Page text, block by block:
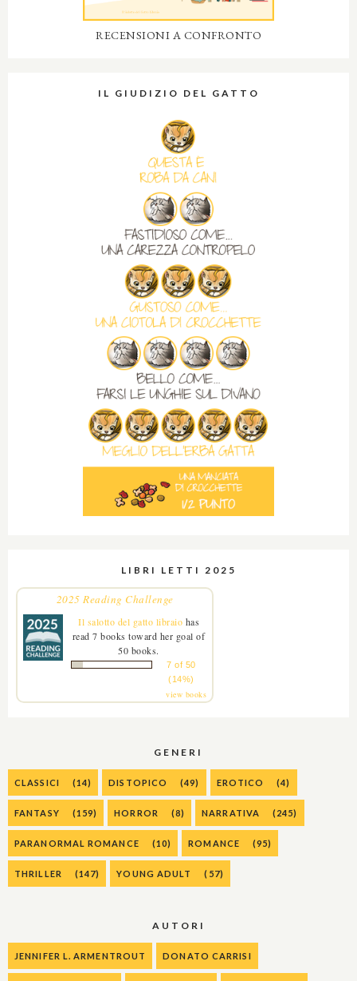
RECENSIONI A CONFRONTO
IL GIUDIZIO DEL GATTO
LIBRI LETTI 2025
2025 Reading Challenge
Il salotto del gatto libraio has
read 7 books toward her goal of
50 books.
7 of 50
(14%)
view books
GENERI
CLASSICI (14) DISTOPICO (49) EROTICO (4)
FANTASY (159) HORROR (8) NARRATIVA (245)
PARANORMAL ROMANCE (10) ROMANCE (95)
THRILLER (147) YOUNG ADULT (57)
AUTORI
JENNIFER L. ARMENTROUT DONATO CARRISI